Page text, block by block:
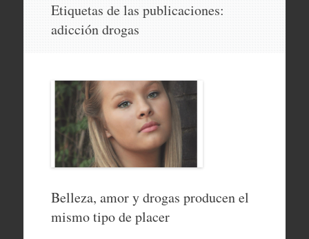
contenido
Etiquetas de las publicaciones:
adicción drogas
Belleza, amor y drogas producen el
mismo tipo de placer